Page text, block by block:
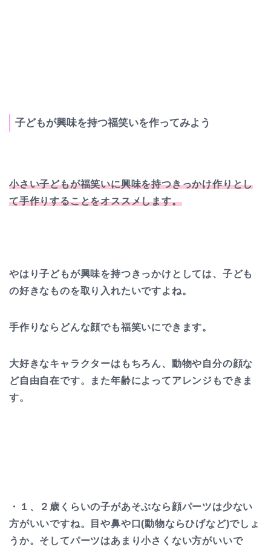
子どもが興味を持つ福笑いを作ってみよう
小さい子どもが福笑いに興味を持つきっかけ作りとし
て手作りすることをオススメします。
やはり子どもが興味を持つきっかけとしては、子ども
の好きなものを取り入れたいですよね。
手作りならどんな顔でも福笑いにできます。
大好きなキャラクターはもちろん、動物や自分の顔な
ど自由自在です。また年齢によってアレンジもできま
す。
・
１、２歳くらいの子があそぶなら顔パーツは少ない
方がいいですね。目や鼻や口(動物ならひげなど)でしょ
うか。そしてパーツはあまり小さくない方がいいで